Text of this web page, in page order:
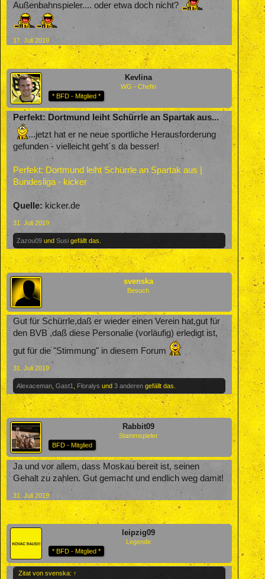
Außenbahnspieler.... oder etwa doch nicht?
17. Juli 2019
Kevlina
WG - Chefin
* BFD - Mitglied *
Perfekt: Dortmund leiht Schürrle an Spartak aus...
...jetzt hat er ne neue sportliche Herausforderung
gefunden - vielleicht geht´s da besser!
Perfekt: Dortmund leiht Schürrle an Spartak aus |
Bundesliga - kicker
Quelle: kicker.de
31. Juli 2019
Zazou09 und Susi gefällt das.
svenska
Besuch
Gut für Schürrle,daß er wieder einen Verein hat,gut für
den BVB ,daß diese Personalie (vorläufig) erledigt ist,
gut für die "Stimmung" in diesem Forum
31. Juli 2019
Alexaceman Gast1 Floralys und 3 anderen gefällt das.
Rabbit09
Stammspieler
BFD - Mitglied
Ja und vor allem, dass Moskau bereit ist, seinen
Gehalt zu zahlen. Gut gemacht und endlich weg damit!
31. Juli 2019
leipzig09
Legende
* BFD - Mitglied *
Zitat von svenska: ↑